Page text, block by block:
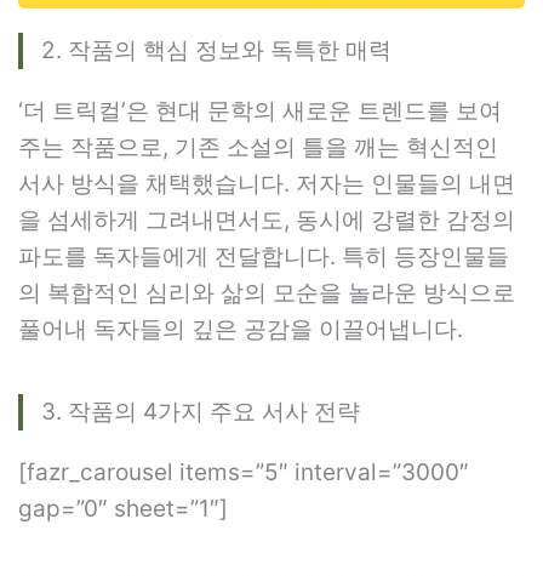
2. 작품의 핵심 정보와 독특한 매력
‘더 트릭컬’은 현대 문학의 새로운 트렌드를 보여
주는 작품으로, 기존 소설의 틀을 깨는 혁신적인
서사 방식을 채택했습니다. 저자는 인물들의 내면
을 섬세하게 그려내면서도, 동시에 강렬한 감정의
파도를 독자들에게 전달합니다. 특히 등장인물들
의 복합적인 심리와 삶의 모순을 놀라운 방식으로
풀어내 독자들의 깊은 공감을 이끌어냅니다.
3. 작품의 4가지 주요 서사 전략
[fazr_carousel items=”5″ interval=”3000″
gap=”0″ sheet=”1″]